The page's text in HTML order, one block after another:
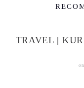
TRAVEL |
on